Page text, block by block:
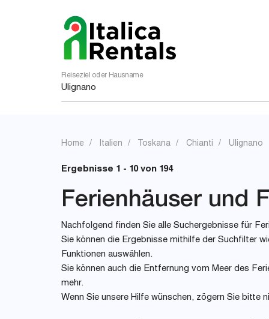
Reiseziel oder Hausname
Home Italien Toskana Chianti Ulignano
Ergebnisse 1 - 10 von 194
Ferienhäuser und
Nachfolgend finden Sie alle Suchergebnisse für
Sie können die Ergebnisse mithilfe der Suchfilter
Funktionen auswählen.
Sie können auch die Entfernung vom Meer des
mehr.
Wenn Sie unsere Hilfe wünschen, zögern Sie bitte